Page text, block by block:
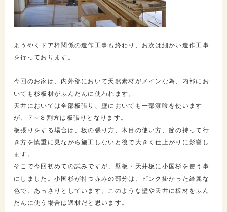
ようやくドア枠関係の造作工事も終わり、お次は細かい造作工事
を行っております。
今回のお家は、内外部において天然素材がメインな為、内部にお
いても杉板材がふんだんに使われます。
天井においては全部板張り、壁においても一部漆喰を使います
が、７∼８割方は板張りとなります。
板張りをする場合は、板の張り方、木目の使い方、節の持って行
き方を慎重に見ながら施工しないと後で大きく仕上がりに影響し
ます。
そこで今回初めての試みですが、壁板・天井板に小国杉を使う事
にしました。小国杉が持つ赤みの部分は、ピンク掛かった綺麗な
色で、あっさりとしています。このような壁や天井に板材をふん
だんに使う場合は適材だと思います。